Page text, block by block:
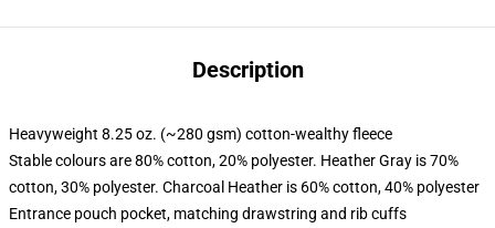
Description
Heavyweight 8.25 oz. (~280 gsm) cotton-wealthy fleece
Stable colours are 80% cotton, 20% polyester. Heather Gray is 70%
cotton, 30% polyester. Charcoal Heather is 60% cotton, 40% polyester
Entrance pouch pocket, matching drawstring and rib cuffs